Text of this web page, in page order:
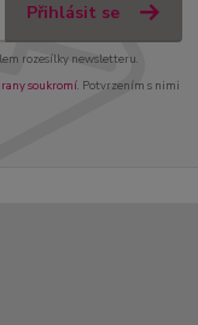
Přihlásit se
rozesílky newsletteru.
soukromí. Potvrzením s nimi